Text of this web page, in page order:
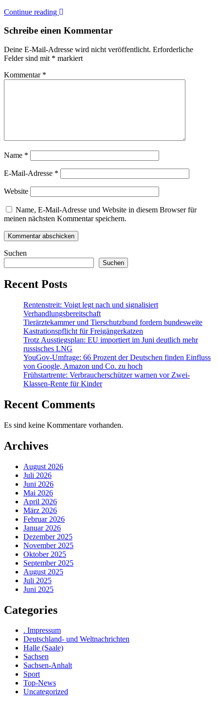
Continue reading
Schreibe einen Kommentar
Deine E-Mail-Adresse wird nicht veröffentlicht. Erforderliche
Felder sind mit * markiert
Kommentar *
Name *
E-Mail-Adresse *
Website
Name, E-Mail-Adresse und Website in diesem Browser für
meinen nächsten Kommentar speichern.
Suchen
Suchen
Recent Posts
Rentenstreit: Voigt legt nach und signalisiert
Verhandlungsbereitschaft
Tierärztekammer und Tierschutzbund fordern bundesweite
Kastrationspflicht für Freigängerkatzen
Trotz Ausstiegsplan: EU importiert im Juni deutlich mehr
russisches LNG
YouGov-Umfrage: 66 Prozent der Deutschen finden Einfluss
von Google, Amazon und Co. zu hoch
Frühstartrente: Verbraucherschützer warnen vor Zwei-
Klassen-Rente für Kinder
Recent Comments
Es sind keine Kommentare vorhanden.
Archives
August 2026
Juli 2026
Juni 2026
Mai 2026
April 2026
März 2026
Februar 2026
Januar 2026
Dezember 2025
November 2025
Oktober 2025
September 2025
August 2025
Juli 2025
Juni 2025
Categories
. Impressum
Deutschland- und Weltnachrichten
Halle (Saale)
Sachsen
Sachsen-Anhalt
Sport
Top-News
Uncategorized